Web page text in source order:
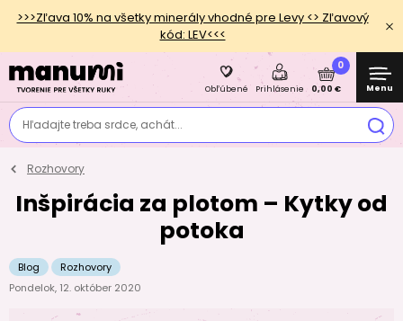
>>>Zľava 10% na všetky minerály vhodné pre Levy <> Zľavový
kód: LEV<<<
Hľadajte treba srdce, achát...
Obľúbené Prihlásenie
0
0,00 € Menu
Rozhovory
Inšpirácia za plotom – Kytky od
potoka
Blog
Rozhovory
Pondelok, 12. október 2020